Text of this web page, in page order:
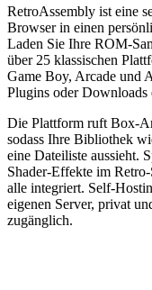
RetroAssembly ist eine
Browser in einen
Laden Sie Ihre ROM-
über 25 klassischen
Game Boy, Arcade und
Plugins oder Downloads
Die Plattform ruft Box-
sodass Ihre Bibliothek
eine Dateiliste aussieht.
Shader-Effekte im
alle integriert. Self-
eigenen Server, privat
zugänglich.